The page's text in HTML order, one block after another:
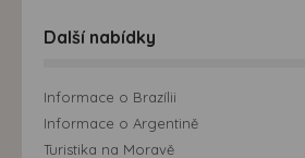
Další nabídky
Informace o Brazílii
Informace o Argentině
Turistika na Moravě